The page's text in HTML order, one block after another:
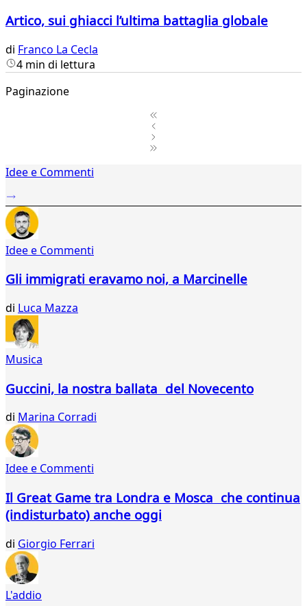
Artico, sui ghiacci l’ultima battaglia globale
di Franco La Cecla
4 min di lettura
Paginazione
2Idee e Commenti
Idee e Commenti
Gli immigrati eravamo noi, a Marcinelle
di Luca Mazza
Musica
Guccini, la nostra ballata del Novecento
di Marina Corradi
Idee e Commenti
Il Great Game tra Londra e Mosca che continua
(indisturbato) anche oggi
di Giorgio Ferrari
L'addio